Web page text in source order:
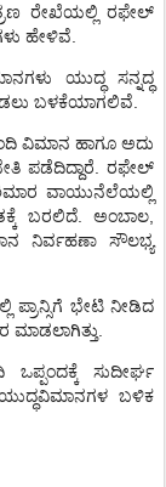
ರೇಖೆಯಲ್ಲಿ ರಫೇಲ್
ಹೇಳಿವೆ
ಯುದ್ಧ
ಸನ್ನದ್ಧ
ಬಳಕೆಯಾಗಲಿವೆ
ವಿಮಾನ ಹಾಗೂ ಅದು
ಪಡೆದಿದ್ದಾರೆ .ರಫೇಲ್
ವಾಯುನೆಲೆಯಲ್ಲಿ
ಬರಲಿದೆ ಅಂಬಾಲ
ನಿರ್ವಹಣಾ
ಸೌಲಭ್ಯ
ಪ್ರಾನ್ಸಿಗೆ ಭೇಟಿ ನೀಡಿದ
ಮಾಡಲಾಗಿತ್ತು
ಒಪ್ಪಂದಕ್ಕೆ
ಸುದೀರ್ಘ
ಬಳಿಕ